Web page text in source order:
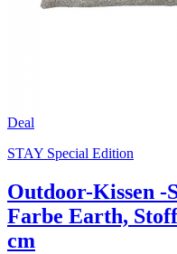
Deal
STAY Special Edition
Outdoor-Kissen -
Farbe Earth,
cm